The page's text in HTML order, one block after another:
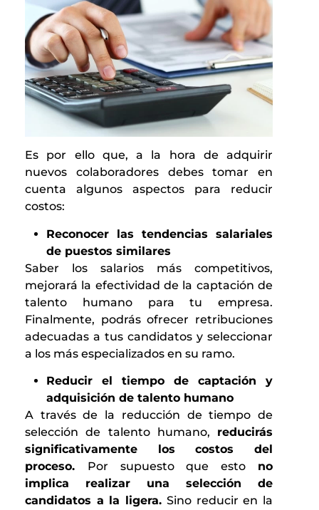
Es por ello que, a la hora de adquirir
nuevos colaboradores debes tomar en
cuenta algunos aspectos para reducir
costos:
Reconocer las tendencias salariales
de puestos similares
Saber los salarios más competitivos,
mejorará la efectividad de la captación de
talento humano para tu empresa.
Finalmente, podrás ofrecer retribuciones
adecuadas a tus candidatos y seleccionar
a los más especializados en su ramo.
Reducir el tiempo de captación y
adquisición de talento humano
A través de la reducción de tiempo de
selección de talento humano, reducirás
significativamente los costos del
proceso. Por supuesto que esto no
implica realizar una selección de
candidatos a la ligera. Sino reducir en la